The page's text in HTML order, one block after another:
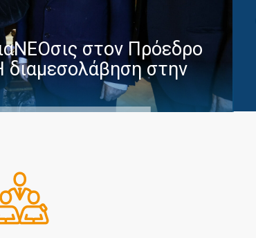
στον Πρόεδρο
διαμεσολάβηση στην